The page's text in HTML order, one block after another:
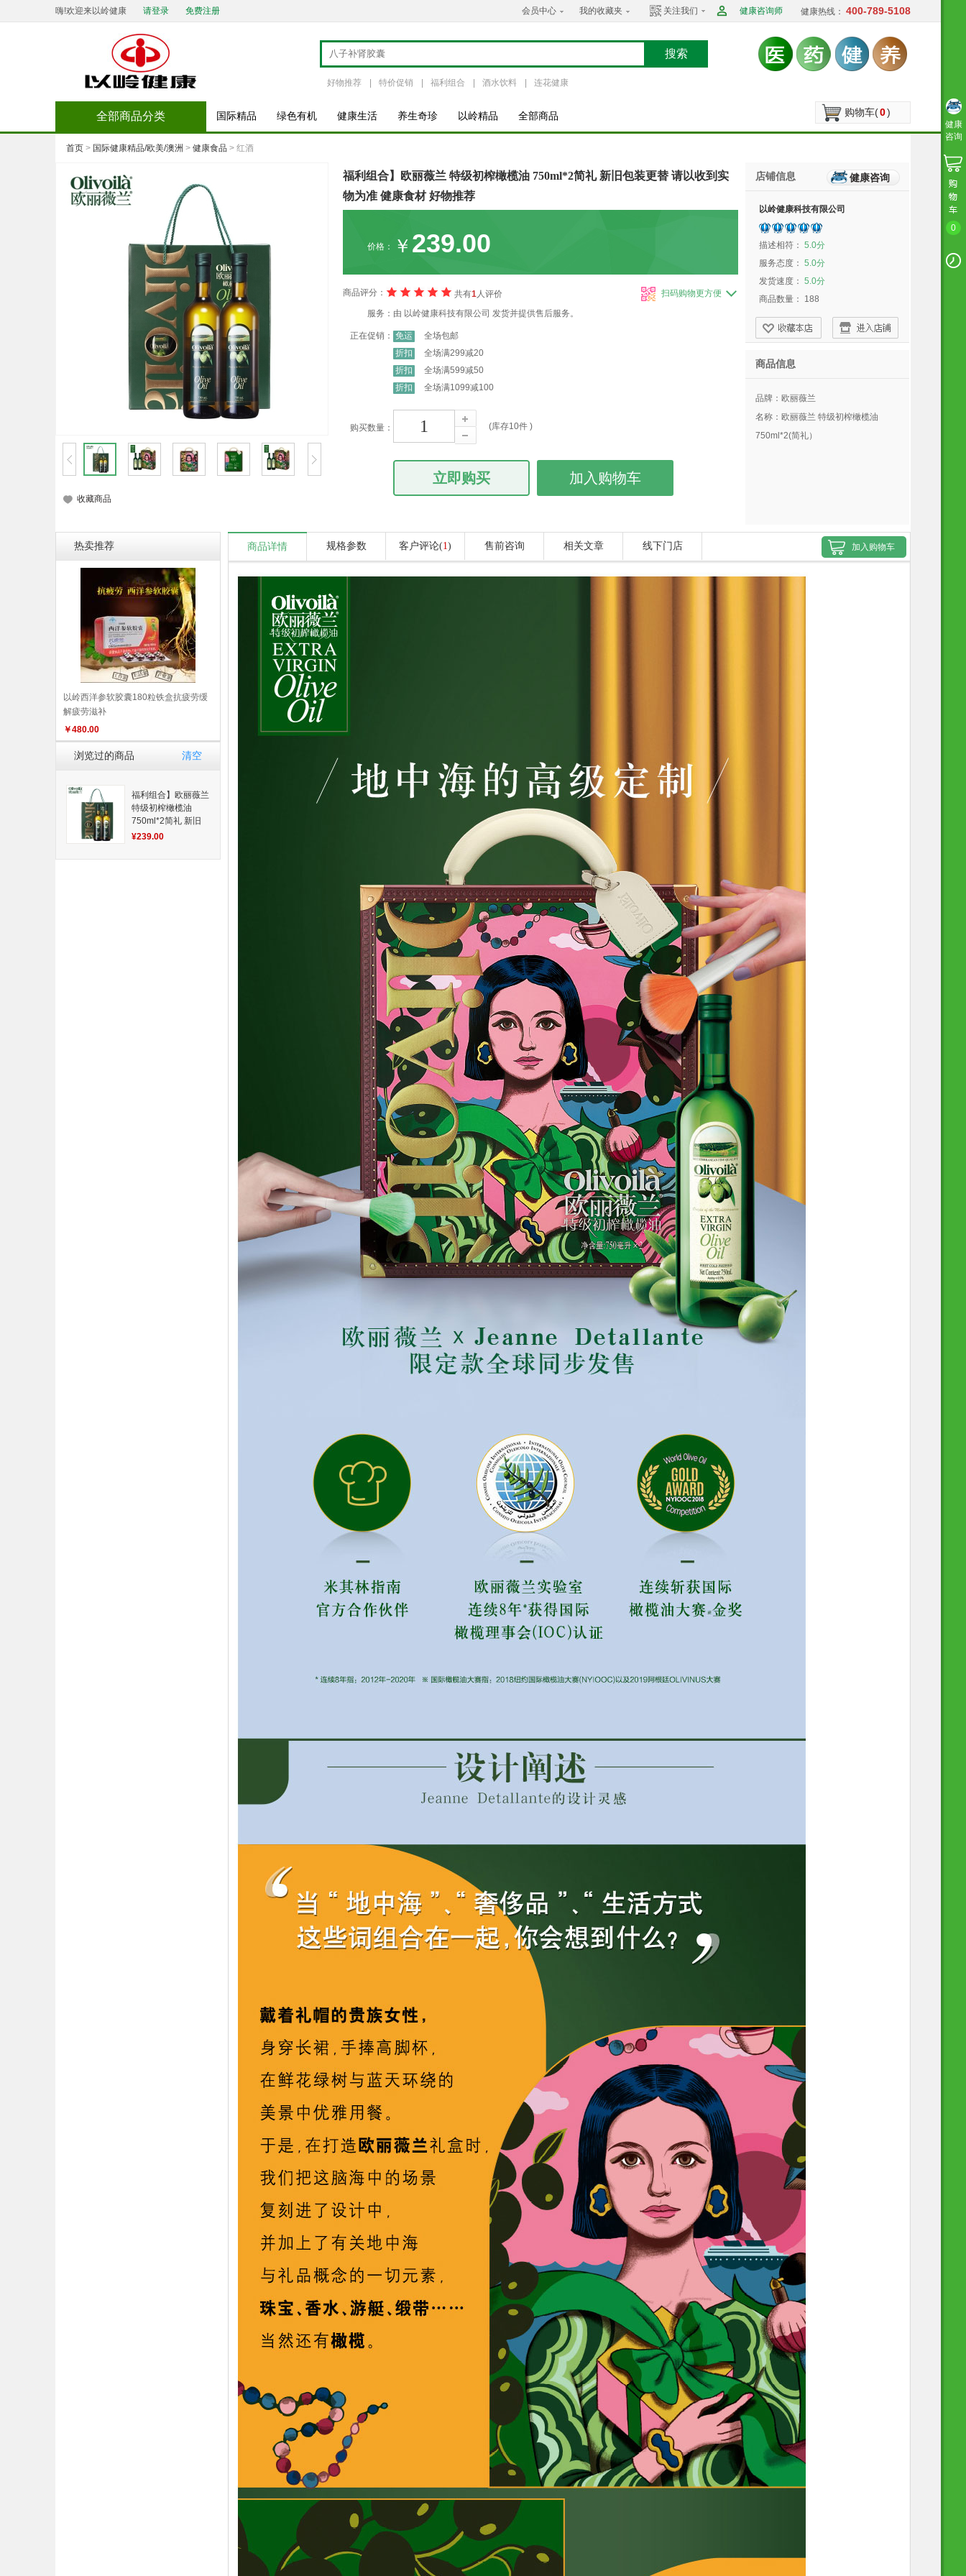
嗨!欢迎来以岭健康 请登录 免费注册 会员中心 我的收藏夹 关注我们 健康咨询师 健康热线： 400-789-5108
搜索
好物推荐 特价促销 福利组合 酒水饮料 连花健康
购物车(0)
全部商品分类 国际精品 绿色有机 健康生活 养生奇珍 以岭精品 全部商品
首页 > 国际健康精品/欧美/澳洲 > 健康食品 > 红酒
收藏商品
福利组合】欧丽薇兰 特级初榨橄榄油 750ml*2简礼 新旧包装更替 请以收到实
物为准 健康食材 好物推荐
价格： ￥ 239.00
商品评分： 共有1人评价
扫码购物更方便
服务： 由 以岭健康科技有限公司 发货并提供售后服务。
正在促销： 免运
全场包邮
折扣
全场满299减20
折扣
全场满599减50
折扣
全场满1099减100
购买数量： (库存10件 )
立即购买 加入购物车
店铺信息 健康咨询
以岭健康科技有限公司
描述相符： 5.0分
服务态度： 5.0分
发货速度： 5.0分
商品数量：
188
商品信息
品牌： 欧丽薇兰
名称： 欧丽薇兰 特级初榨橄榄油
750ml*2(简礼）
热卖推荐
以岭西洋参软胶囊180粒铁盒抗疲劳缓
解疲劳滋补
￥480.00
浏览过的商品 清空
福利组合】欧丽薇兰
特级初榨橄榄油
750ml*2简礼 新旧
包装更替 请以收到
好物推荐
¥239.00
商品详情 规格参数 客户评论(1) 售前咨询 相关文章 线下门店 加入购物车
健康
咨询
0